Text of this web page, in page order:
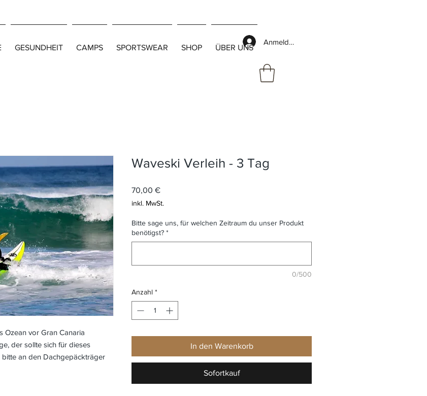
Anmelden
GESUNDHEIT CAMPS SPORTSWEAR SHOP ÜBER UNS
Ozean vor Gran Canaria
der sollte sich für dieses
an den Dachgepäckträger
Waveski Verleih - 3 Tag
70,00 €Preis
inkl. MwSt.
Bitte sage uns, für welchen Zeitraum du unser Produkt
benötigst? *
0/500
Anzahl *
In den Warenkorb
Sofortkauf